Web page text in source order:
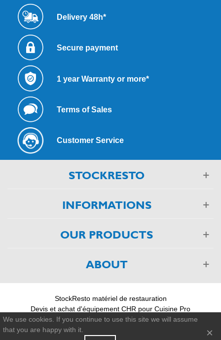
Delivery 48h*
Secure payment
1 year Warranty or more*
Terms of Sales
Customer Service
STOCKRESTO
INFORMATIONS
OUR PRODUCTS
ABOUT
StockResto matériel de restauration
Devis et achat d'équipement CHR pour Cuisine Pro
03 88 75 55 55
© 2011-2026 - StockResto +33 388 755 555
We use cookies. If you continue to use this site we will assume
that you are happy with it.
×